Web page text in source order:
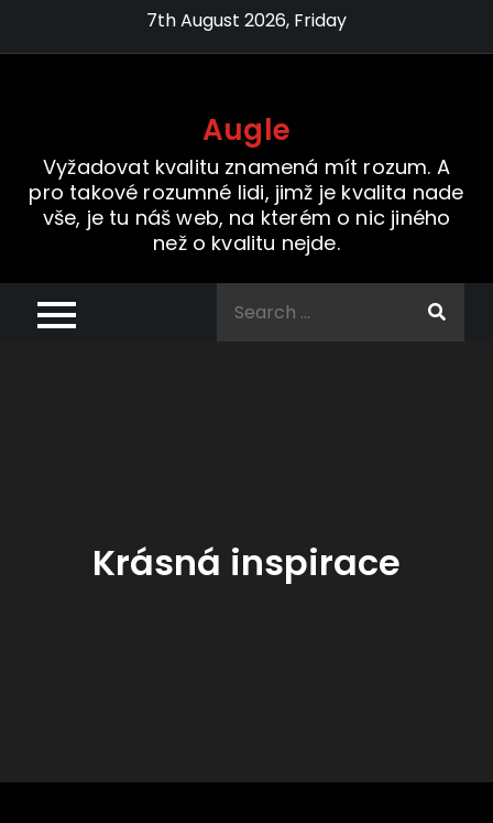
7th August 2026, Friday
Augle
Vyžadovat kvalitu znamená mít rozum. A
pro takové rozumné lidi, jimž je kvalita nade
vše, je tu náš web, na kterém o nic jiného
než o kvalitu nejde.
Krásná inspirace